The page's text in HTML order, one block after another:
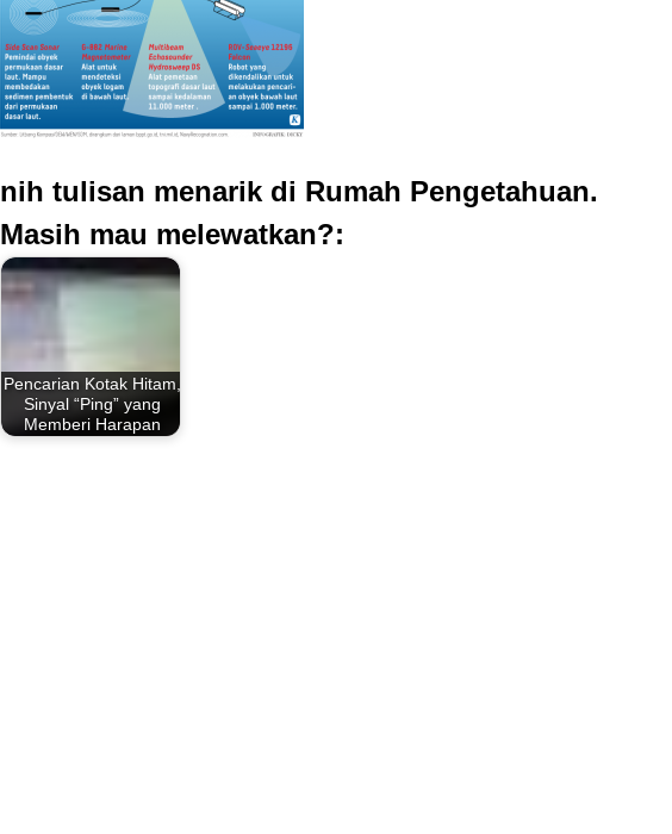
nih tulisan menarik di Rumah Pengetahuan.
Masih mau melewatkan?:
Pencarian Kotak Hitam,
Sinyal “Ping” yang
Memberi Harapan